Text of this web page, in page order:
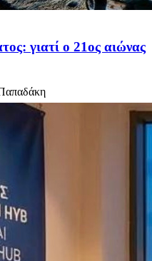
γιατί ο 21ος αιώνας